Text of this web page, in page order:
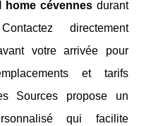
home cévennesdurant
directement
votre arrivée pour
et tarifs
Sources propose un
qui facilite